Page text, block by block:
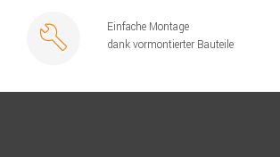
Einfache Montage
dank vormontierter Bauteile